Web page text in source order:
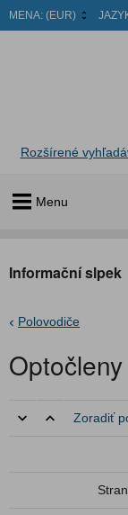
MENA: (EUR)
Menu
Rozšírené
Informační slpek
Polovodiče
Optočleny
Zoradiť